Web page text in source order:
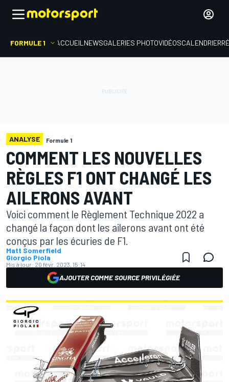
FORMULE 1 ACCUEIL NEWSGALERIES PHOTOVIDÉOSCALENDRIER
ANALYSE Formule 1
COMMENT LES NOUVELLES
RÈGLES F1 ONT CHANGÉ LES
AILERONS AVANT
Voici comment le Règlement Technique 2022 a
changé la façon dont les ailerons avant ont été
conçus par les écuries de F1.
Matt Somerfield
Giorgio Piola
Mis à jour: 20 févr. 2023, 15:14
AJOUTER COMME SOURCE PRIVILÉGIÉE